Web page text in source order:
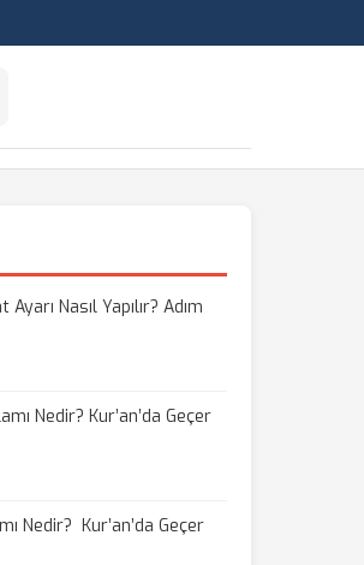
Ayarı Nasıl Yapılır? Adım
Nedir? Kur’an’da Geçer
Nedir? Kur’an’da Geçer